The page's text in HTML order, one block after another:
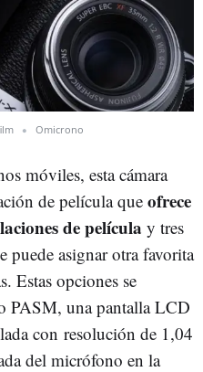
Omicrono
móviles, esta cámara
de película queofrece
de película y tres
puede asignar otra favorita
Estas opciones se
PASM, una pantalla LCD
con resolución de 1,04
del micrófono en la